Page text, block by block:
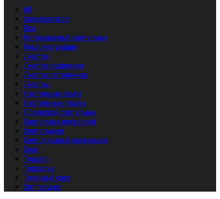
All
Uncategorized
Бра
Встраиваемый светильник
Комплектующие
Люстра
Люстра подвесная
Люстра потолочная
Люстры
Настольная лампа
Настольные лампы
Подвесной светильник
Светильник подвесной
Светильники
Светодиодный светильник
Спот
Торшер
Торшеры
Точечный свет
Хит продаж